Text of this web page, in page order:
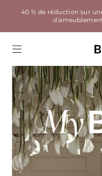
40 % de réduction sur